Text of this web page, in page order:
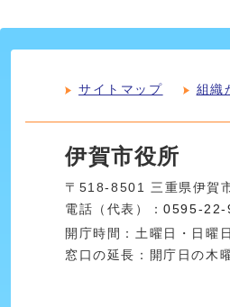
サイトマップ 組織
伊賀市役所
〒518-8501 三重県伊賀
電話（代表）：0595-22-
開庁時間：土曜日・日曜
窓口の延長：開庁日の木